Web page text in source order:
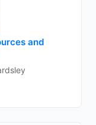
and